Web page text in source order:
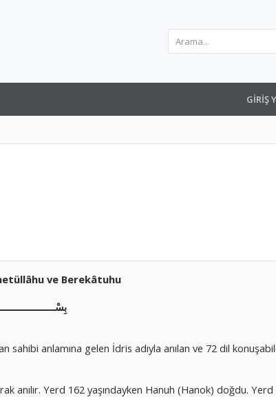
GIRIŞ
ve Berekâtuhu
sahibi anlamına gelen İdris adıyla anılan ve 72 dil
anılır. Yerd 162 yaşındayken Hanuh (Hanok) doğdu. Yerd